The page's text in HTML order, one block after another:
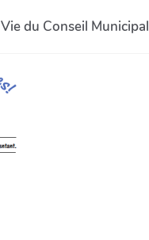
Vie du Conseil Municipal